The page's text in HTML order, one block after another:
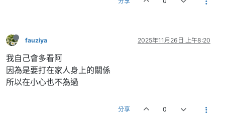
fauziya 2025年11月26日 上午8:20
我自己會多看阿
因為是要打在家人身上的關係
所以在小心也不為過
分享 0